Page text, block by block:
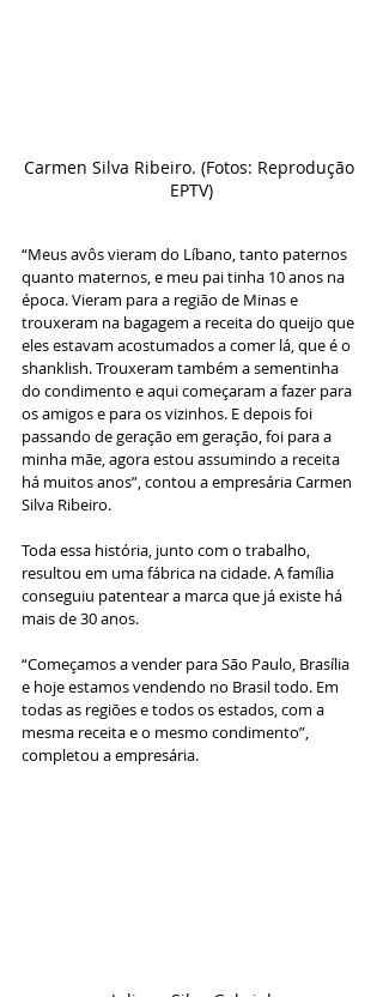
Carmen Silva Ribeiro. (Fotos: Reprodução
EPTV)
“Meus avôs vieram do Líbano, tanto paternos
quanto maternos, e meu pai tinha 10 anos na
época. Vieram para a região de Minas e
trouxeram na bagagem a receita do queijo que
eles estavam acostumados a comer lá, que é o
shanklish. Trouxeram também a sementinha
do condimento e aqui começaram a fazer para
os amigos e para os vizinhos. E depois foi
passando de geração em geração, foi para a
minha mãe, agora estou assumindo a receita
há muitos anos”, contou a empresária Carmen
Silva Ribeiro.
Toda essa história, junto com o trabalho,
resultou em uma fábrica na cidade. A família
conseguiu patentear a marca que já existe há
mais de 30 anos.
“Começamos a vender para São Paulo, Brasília
e hoje estamos vendendo no Brasil todo. Em
todas as regiões e todos os estados, com a
mesma receita e o mesmo condimento”,
completou a empresária.